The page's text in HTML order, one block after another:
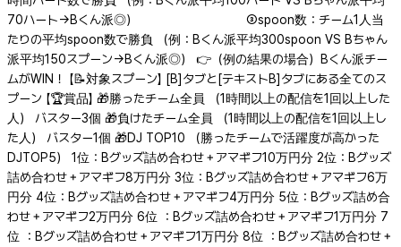
70ハート→Bくん派◎） ③spoon数：チーム1人当
たりの平均spoon数で勝負 （例：Bくん派平均300spoon VS Bちゃん
派平均150スプーン→Bくん派◎） 👉（例の結果の場合）Bくん派チー
ムがWIN！ 【📝対象スプーン】 [B]タブと[テキストB]タブにある全てのス
プーン 【🏆賞品】 🎁勝ったチーム全員 （1時間以上の配信を1回以上した
人） バスター3個 🎁負けたチーム全員 （1時間以上の配信を1回以上し
た人） バスター1個 🎁DJ TOP10 （勝ったチームで活躍度が高かった
DJTOP5） 1位：Bグッズ詰め合わせ＋アマギフ10万円分 2位：Bグッズ
詰め合わせ＋アマギフ8万円分 3位：Bグッズ詰め合わせ＋アマギフ6万
円分 4位：Bグッズ詰め合わせ＋アマギフ4万円分 5位：Bグッズ詰め合
わせ＋アマギフ2万円分 6位 ：Bグッズ詰め合わせ＋アマギフ1万円分 7
位 ：Bグッズ詰め合わせ＋アマギフ1万円分 8位 ：Bグッズ詰め合わせ＋